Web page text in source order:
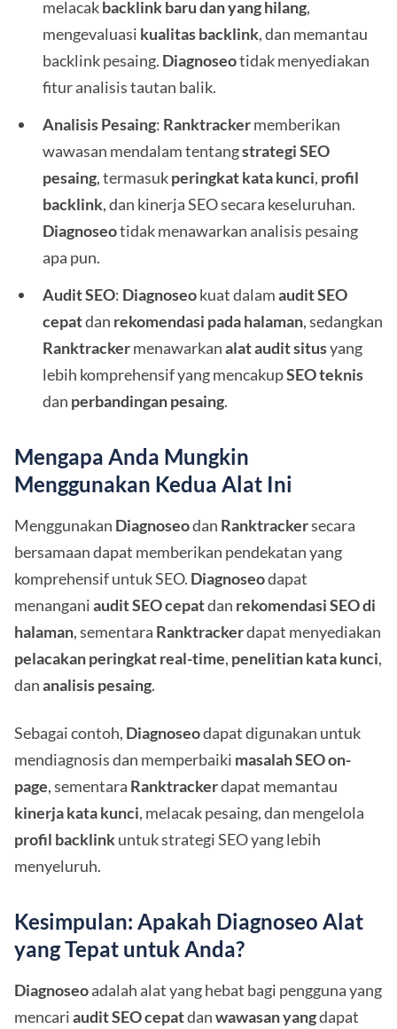
melacakbacklink baru dan yang hilang,
mengevaluasi kualitas backlink, dan memantau
backlink pesaing. Diagnoseotidak menyediakan
fitur analisis tautan balik.
Analisis Pesaing: Ranktrackermemberikan
wawasan mendalam tentangstrategi SEO
pesaing, termasukperingkat kata kunci, profil
backlink, dan kinerja SEO secara keseluruhan.
Diagnoseotidak menawarkan analisis pesaing
apa pun.
Audit SEO: Diagnoseokuat dalamaudit SEO
cepatdan rekomendasi pada halaman, sedangkan
Ranktrackermenawarkanalat audit situsyang
lebih komprehensif yang mencakupSEO teknis
dan perbandingan pesaing.
Mengapa Anda Mungkin
Menggunakan Kedua Alat Ini
Menggunakan Diagnoseodan Ranktrackersecara
bersamaan dapat memberikan pendekatan yang
komprehensif untuk SEO. Diagnoseodapat
menanganiaudit SEO cepatdan rekomendasi SEO di
halaman, sementara Ranktrackerdapat menyediakan
pelacakan peringkat real-time, penelitian kata kunci,
dananalisis pesaing.
Sebagai contoh, Diagnoseodapat digunakan untuk
mendiagnosis dan memperbaiki masalah SEO on-
page, sementara Ranktrackerdapat memantau
kinerja kata kunci, melacak pesaing, dan mengelola
profil backlinkuntuk strategi SEO yang lebih
menyeluruh.
Kesimpulan: Apakah Diagnoseo Alat
yang Tepat untuk Anda?
Diagnoseoadalah alat yang hebat bagi pengguna yang
mencariaudit SEO cepatdanwawasan yangdapat